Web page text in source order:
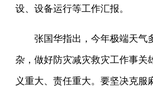
设、设备运行等工作汇报。
张国华指出，今年极端天气
杂，做好防灾减灾救灾工作事关
义重大、责任重大。要坚决克服